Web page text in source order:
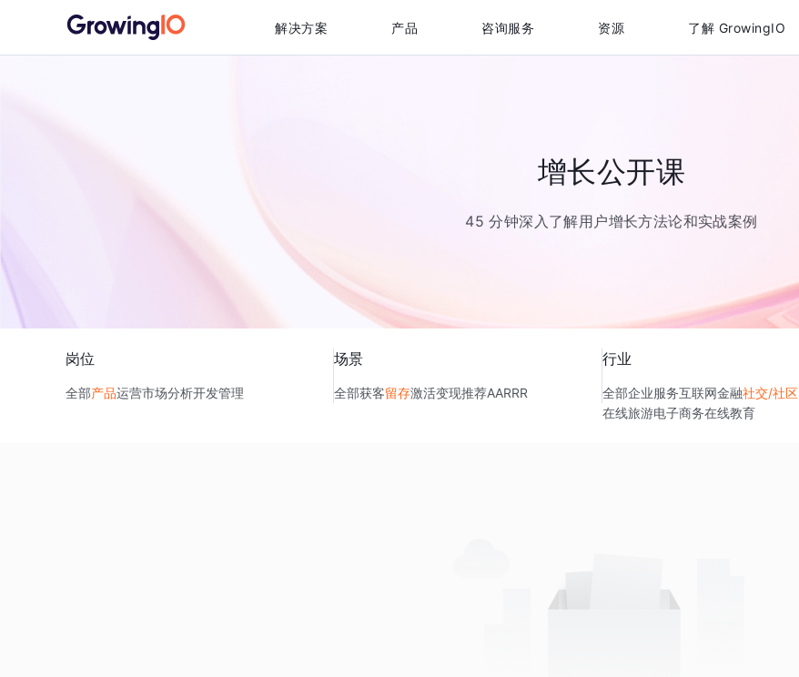
解决方案 产品 咨询服务 资源 了解 GrowingIO
增长公开课
45 分钟深入了解用户增长方法论和实战案例
岗位
全部产品运营市场分析开发管理
场景
全部获客留存激活变现推荐AARRR
行业
全部企业服务互联网金融社交/社区
在线旅游电子商务在线教育